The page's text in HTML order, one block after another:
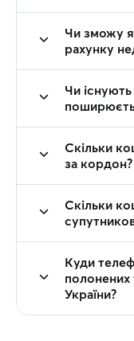
Чи зможу
рахунку
Чи
Скільки
за кордон?
Скільки
Куди
полонених
України?